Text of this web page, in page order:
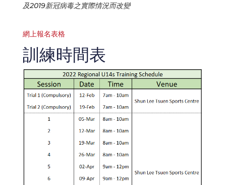
及2019新冠病毒之實際情況而改變
網上報名表格
訓練時間表